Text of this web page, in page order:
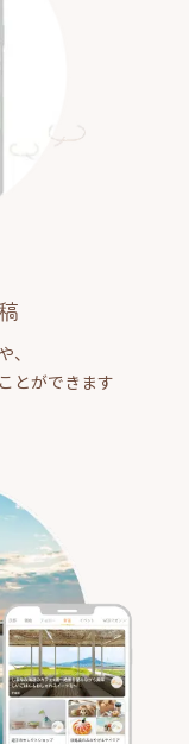
とができます